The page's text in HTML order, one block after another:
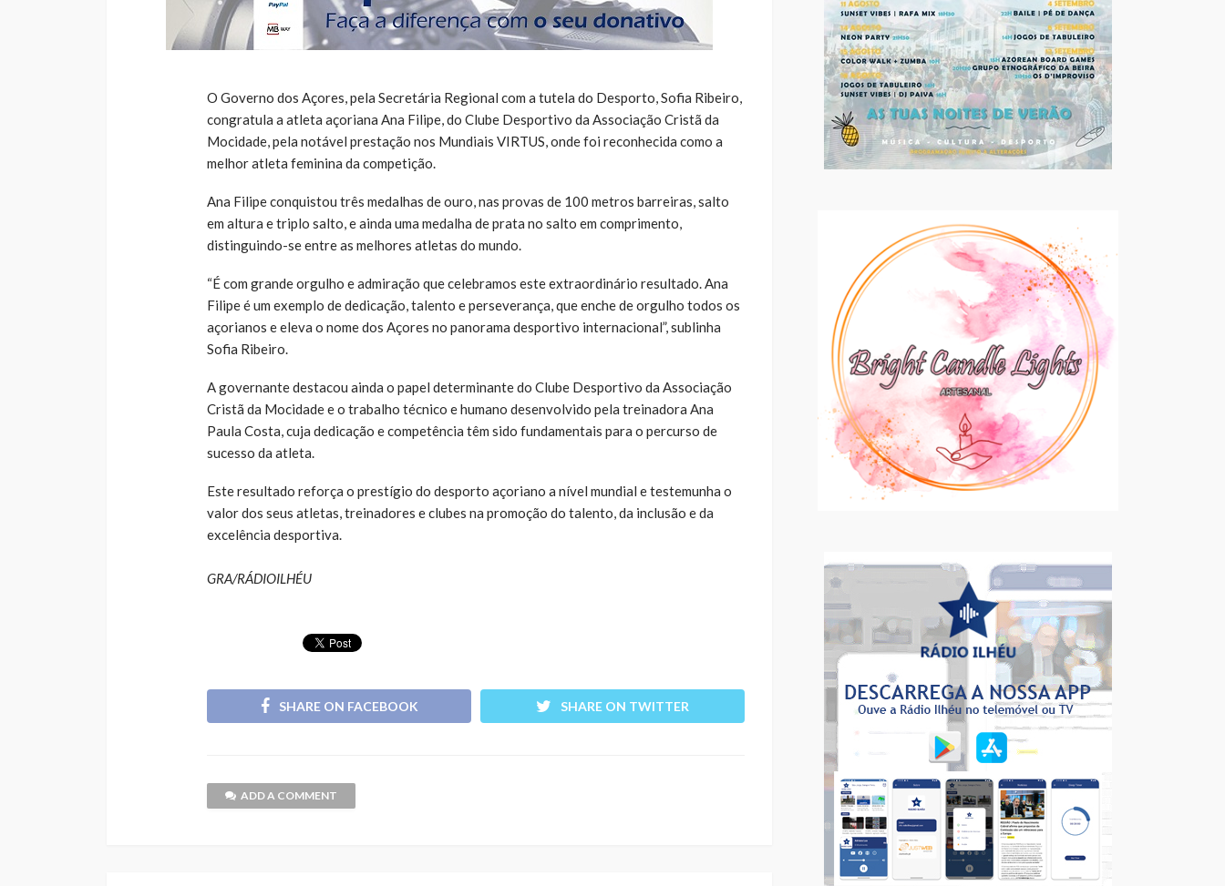
O Governo dos Açores, pela Secretária Regional com a tutela do Desporto, Sofia Ribeiro,
congratula a atleta açoriana Ana Filipe, do Clube Desportivo da Associação Cristã da
Mocidade, pela notável prestação nos Mundiais VIRTUS, onde foi reconhecida como a
melhor atleta feminina da competição.
Ana Filipe conquistou três medalhas de ouro, nas provas de 100 metros barreiras, salto
em altura e triplo salto, e ainda uma medalha de prata no salto em comprimento,
distinguindo-se entre as melhores atletas do mundo.
“É com grande orgulho e admiração que celebramos este extraordinário resultado. Ana
Filipe é um exemplo de dedicação, talento e perseverança, que enche de orgulho todos os
açorianos e eleva o nome dos Açores no panorama desportivo internacional”, sublinha
Sofia Ribeiro.
A governante destacou ainda o papel determinante do Clube Desportivo da Associação
Cristã da Mocidade e o trabalho técnico e humano desenvolvido pela treinadora Ana
Paula Costa, cuja dedicação e competência têm sido fundamentais para o percurso de
sucesso da atleta.
Este resultado reforça o prestígio do desporto açoriano a nível mundial e testemunha o
valor dos seus atletas, treinadores e clubes na promoção do talento, da inclusão e da
excelência desportiva.
GRA/RÁDIOILHÉU
SHARE ON FACEBOOK SHARE ON TWITTER
ADD A COMMENT